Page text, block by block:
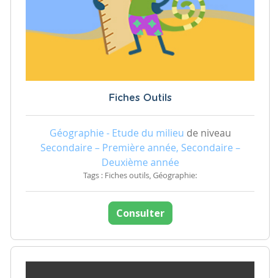
Fiches Outils
Géographie - Etude du milieu de niveau
Secondaire – Première année, Secondaire –
Deuxième année
Tags : Fiches outils, Géographie:
Consulter